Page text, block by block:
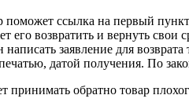
поможет ссылка на первый
его возвратить и вернуть
заявление для
датой получения. По
принимать обратно товар